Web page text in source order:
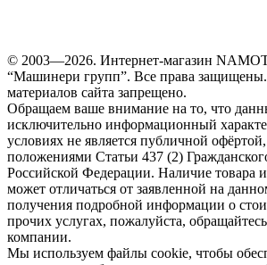
© 2003—2026. Интернет-магазин
“Машинери групп”. Все права
материалов сайта запрещено.
Обращаем ваше внимание на то, что
исключительно информационный
условиях не является публичной
положениями Статьи 437 (2)
Российской Федерации. Наличие товара
может отличаться от заявленной на
получения подробной информации о
прочих услугах, пожалуйста,
компании.
Мы используем файлы cookie, чтобы